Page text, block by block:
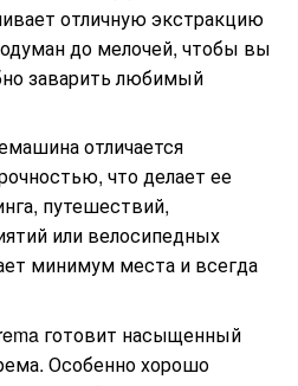
отличную экстракцию
до мелочей, чтобы вы
заварить любимый
отличается
что делает ее
путешествий,
или велосипедных
минимум места и всегда
готовит насыщенный
Особенно хорошо